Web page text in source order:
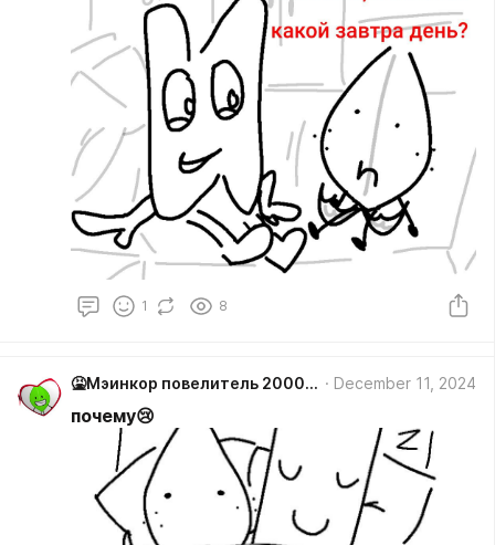
1 8
🤮Мэинкор повелитель 2000/ лифи #Мiйнкiр December 11, 2024
почему😢